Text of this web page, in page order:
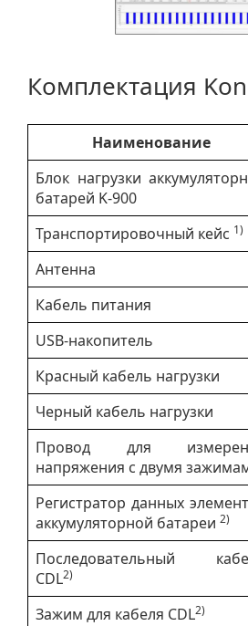
Комплектация
Наименование
Блок нагрузки
батарей K-900
Транспортировочный кейс 1)
Антенна
Кабель питания
USB-накопитель
Красный кабель нагрузки
Черный кабель нагрузки
Провод для
напряжения с двумя
Регистратор данных
аккумуляторной батареи 2)
Последовательный
CDL2)
Зажим для кабеля CDL2)